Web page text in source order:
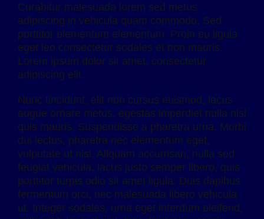
Curabitur malesuada lorem sed metus
adipiscing in vehicula quam commodo. Sed
porttitor elementum elementum. Proin eu ligula
eget leo consectetur sodales et non mauris.
Lorem ipsum dolor sit amet, consectetur
adipiscing elit.
Nunc tincidunt, elit non cursus euismod, lacus
augue ornare metus, egestas imperdiet nulla nisl
quis mauris. Suspendisse a pharetra urna. Morbi
dui lectus, pharetra nec elementum eget,
vulputate ut nisi. Aliquam accumsan, nulla sed
feugiat vehicula, lacus justo semper libero, quis
porttitor turpis odio sit amet ligula. Duis dapibus
fermentum orci, nec malesuada libero vehicula
ut. Integer sodales, urna eget interdum eleifend,